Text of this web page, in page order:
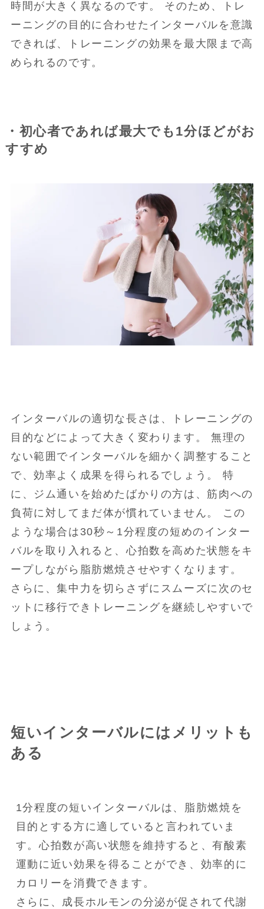
時間が大きく異なるのです。 そのため、トレ
ーニングの目的に合わせたインターバルを意識
できれば、トレーニングの効果を最大限まで高
められるのです。
・初心者であれば最大でも1分ほどがお
すすめ
インターバルの適切な長さは、トレーニングの
目的などによって大きく変わります。 無理の
ない範囲でインターバルを細かく調整すること
で、効率よく成果を得られるでしょう。 特
に、ジム通いを始めたばかりの方は、筋肉への
負荷に対してまだ体が慣れていません。 この
ような場合は30秒～1分程度の短めのインター
バルを取り入れると、心拍数を高めた状態をキ
ープしながら脂肪燃焼させやすくなります。
さらに、集中力を切らさずにスムーズに次のセ
ットに移行できトレーニングを継続しやすいで
しょう。
短いインターバルにはメリットも
ある
1分程度の短いインターバルは、脂肪燃焼を
目的とする方に適していると言われていま
す。心拍数が高い状態を維持すると、有酸素
運動に近い効果を得ることができ、効率的に
カロリーを消費できます。
さらに、成長ホルモンの分泌が促されて代謝